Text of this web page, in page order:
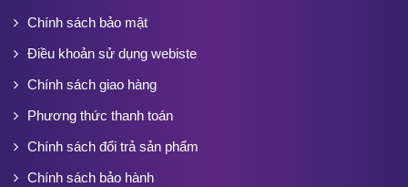
Chính sách bảo mật
Điều khoản sử dụng webiste
Chính sách giao hàng
Phương thức thanh toán
Chính sách đổi trả sản phẩm
Chính sách bảo hành